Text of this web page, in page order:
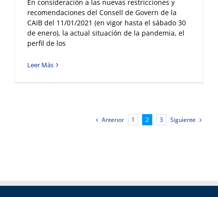
En consideración a las nuevas restricciones y
recomendaciones del Consell de Govern de la
CAIB del 11/01/2021 (en vigor hasta el sábado 30
de enero), la actual situación de la pandemia, el
perfil de los
Leer Más
Anterior 1 2 3 Siguiente